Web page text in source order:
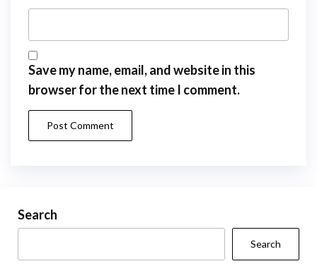
Save my name, email, and website in this
browser for the next time I comment.
Search
Search